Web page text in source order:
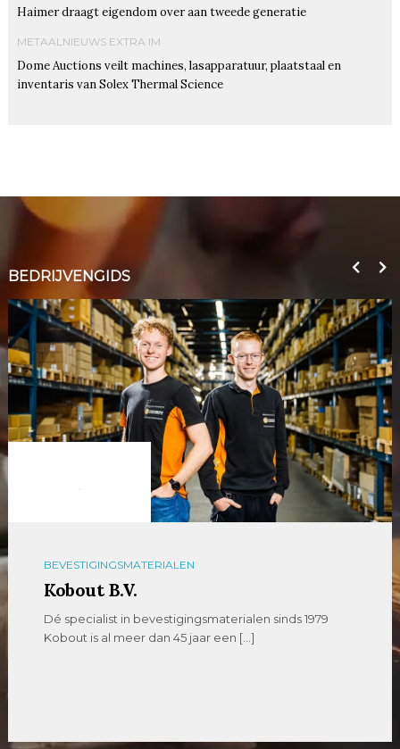
Haimer draagt eigendom over aan tweede generatie
METAALNIEUWS EXTRA IM
Dome Auctions veilt machines, lasapparatuur, plaatstaal en
inventaris van Solex Thermal Science
BEDRIJVENGIDS
BEVESTIGINGSMATERIALEN
Kobout B.V.
Dé specialist in bevestigingsmaterialen sinds 1979
Kobout is al meer dan 45 jaar een […]